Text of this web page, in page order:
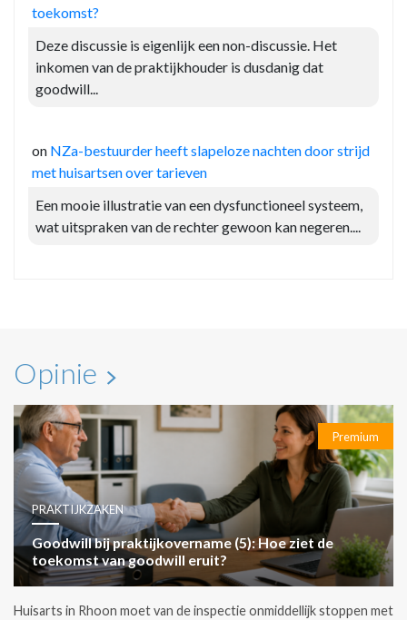
toekomst?
Deze discussie is eigenlijk een non-discussie. Het
inkomen van de praktijkhouder is dusdanig dat
goodwill...
on NZa-bestuurder heeft slapeloze nachten door strijd
met huisartsen over tarieven
Een mooie illustratie van een dysfunctioneel systeem,
wat uitspraken van de rechter gewoon kan negeren....
Opinie
Premium
PRAKTIJKZAKEN
Goodwill bij praktijkovername (5): Hoe ziet de
toekomst van goodwill eruit?
Huisarts in Rhoon moet van de inspectie onmiddellijk stoppen met